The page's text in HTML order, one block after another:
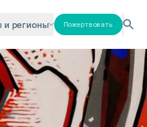
и регионы Пожертвовать